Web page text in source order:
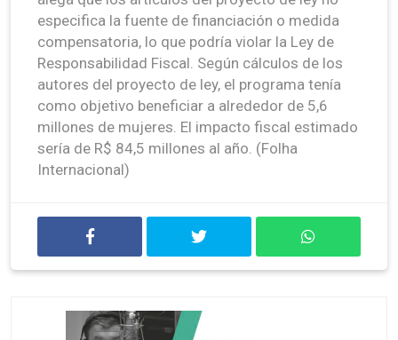
especifica la fuente de financiación o medida
compensatoria, lo que podría violar la Ley de
Responsabilidad Fiscal. Según cálculos de los
autores del proyecto de ley, el programa tenía
como objetivo beneficiar a alrededor de 5,6
millones de mujeres. El impacto fiscal estimado
sería de R$ 84,5 millones al año. (Folha
Internacional)